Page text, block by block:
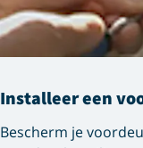
Installeer een
Bescherm je